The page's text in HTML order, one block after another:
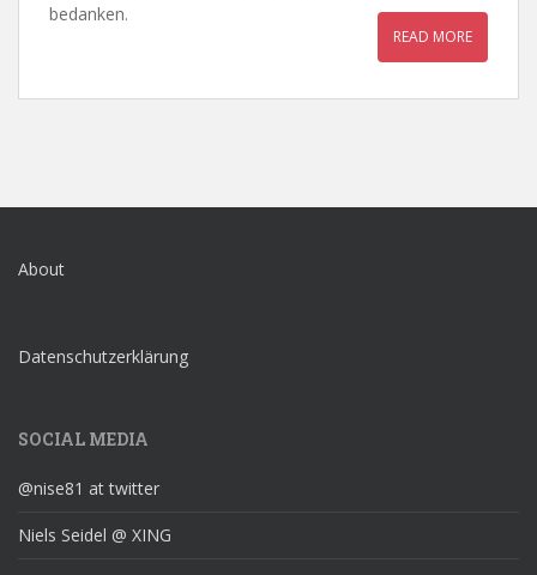
bedanken.
READ MORE
About
Datenschutzerklärung
SOCIAL MEDIA
@nise81 at twitter
Niels Seidel @ XING